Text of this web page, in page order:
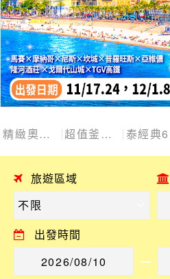
精緻奧捷斯匈四國 超值釜慶邱
旅遊區域
出發時間